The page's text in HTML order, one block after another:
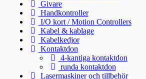
Givare
Handkontroller
I/O kort / Motion Controllers
Kabel & kablage
Kabelkedjor
Kontaktdon
4-kantiga kontaktdon
runda kontaktdon
Lasermaskiner och tillbehör